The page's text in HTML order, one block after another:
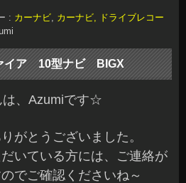
: カーナビ, カーナビ, ドライブレコー
イア 10型ナビ BIGX
は、Azumiです☆
がとうございました。
いている方には、ご連絡が
でご確認くださいね～